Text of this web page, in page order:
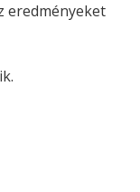
eredményeket